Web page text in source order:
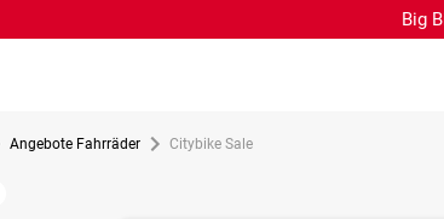
Big
Angebote Fahrräder Citybike Sale